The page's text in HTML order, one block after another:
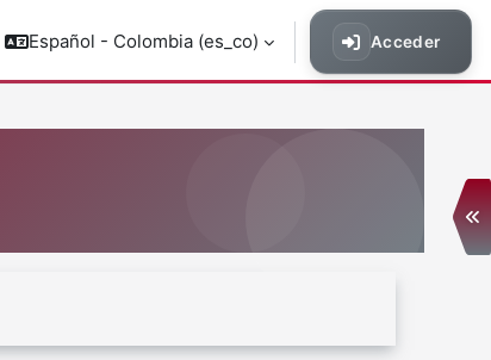
Español - Colombia ‎(es_co)‎ Acceder